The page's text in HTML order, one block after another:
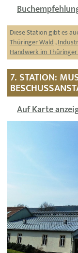
Diese Station gibt es
Thüringer Wald,
Handwerk im
7. STATION:
Auf Karte